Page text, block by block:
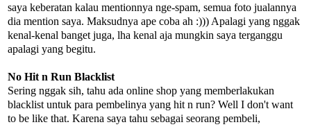
saya keberatan kalau mentionnya nge-spam, semua foto jualannya
dia mention saya. Maksudnya ape coba ah :))) Apalagi yang nggak
kenal-kenal banget juga, lha kenal aja mungkin saya terganggu
apalagi yang begitu.
No Hit n Run Blacklist
Sering nggak sih, tahu ada online shop yang memberlakukan
blacklist untuk para pembelinya yang hit n run? Well I don't want
to be like that. Karena saya tahu sebagai seorang pembeli,